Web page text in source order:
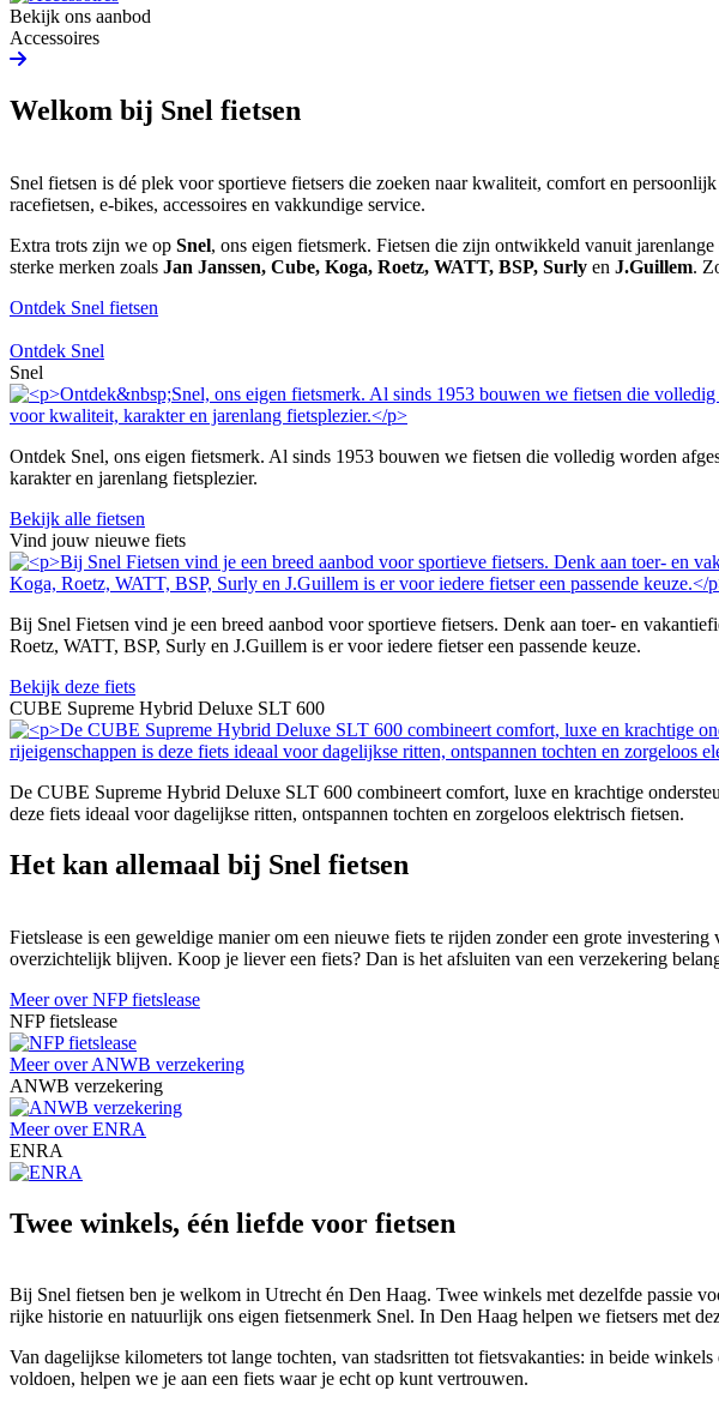
Bekijk ons aanbod
Accessoires
Welkom bij Snel fietsen
Snel fietsen is dé plek voor sportieve fietsers die zoeken naar kwaliteit, comfort en
racefietsen, e-bikes, accessoires en vakkundige service.
Extra trots zijn we op Snel, ons eigen fietsmerk. Fietsen die zijn ontwikkeld vanuit
sterke merken zoals Jan Janssen, Cube, Koga, Roetz, WATT, BSP, Surly en J.Guillem.
Ontdek Snel fietsen
Ontdek Snel
Snel
Ontdek Snel, ons eigen fietsmerk. Al sinds 1953 bouwen we fietsen die volledig worden
karakter en jarenlang fietsplezier.
Bekijk alle fietsen
Vind jouw nieuwe fiets
Bij Snel Fietsen vind je een breed aanbod voor sportieve fietsers. Denk aan toer- en
Roetz, WATT, BSP, Surly en J.Guillem is er voor iedere fietser een passende keuze.
Bekijk deze fiets
CUBE Supreme Hybrid Deluxe SLT 600
De CUBE Supreme Hybrid Deluxe SLT 600 combineert comfort, luxe en krachtige
deze fiets ideaal voor dagelijkse ritten, ontspannen tochten en zorgeloos elektrisch fietsen.
Het kan allemaal bij Snel fietsen
Fietslease is een geweldige manier om een nieuwe fiets te rijden zonder een grote
overzichtelijk blijven. Koop je liever een fiets? Dan is het afsluiten van een verzekering
Meer over NFP fietslease
NFP fietslease
Meer over ANWB verzekering
ANWB verzekering
Meer over ENRA
ENRA
Twee winkels, één liefde voor fietsen
Bij Snel fietsen ben je welkom in Utrecht én Den Haag. Twee winkels met dezelfde passie
rijke historie en natuurlijk ons eigen fietsenmerk Snel. In Den Haag helpen we fietsers met
Van dagelijkse kilometers tot lange tochten, van stadsritten tot fietsvakanties: in beide
voldoen, helpen we je aan een fiets waar je echt op kunt vertrouwen.